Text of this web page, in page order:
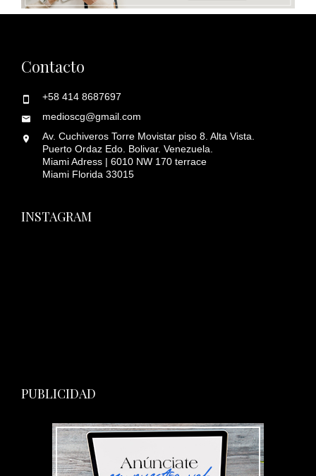
Contacto
+58 414 8687697
medioscg@gmail.com
Av. Cuchiveros Torre Movistar piso 8. Alta Vista.
Puerto Ordaz Edo. Bolivar. Venezuela.
Miami Adress | 6010 NW 170 terrace
Miami Florida 33015
INSTAGRAM
PUBLICIDAD